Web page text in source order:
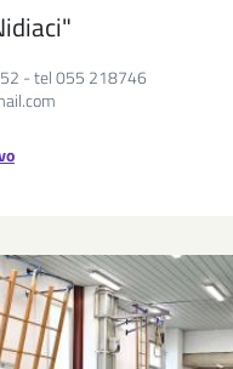
52 - tel 055 218746